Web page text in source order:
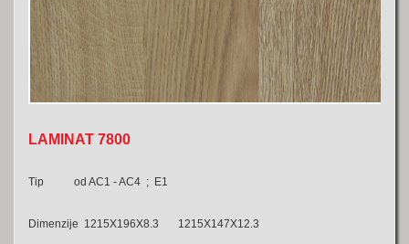
LAMINAT 7800
Tip od AC1 - AC4 ; E1
Dimenzije 1215X196X8.3 1215X147X12.3